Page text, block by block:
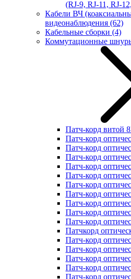
(RJ-9, RJ-11, RJ-
Кабели ВЧ
видеонаблюдения (62)
Кабельные сборки (4)
Коммутационные
Патч-корд витой
Патч-корд
Патч-корд
Патч-корд
Патч-корд
Патч-корд
Патч-корд
Патч-корд
Патч-корд
Патч-корд
Патч-корд
Патчкорд
Патч-корд
Патч-корд
Патч-корд
Патч-корд
Патч-корд